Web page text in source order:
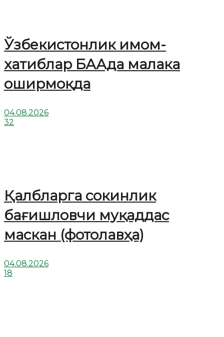
Ўзбекистонлик имом-
хатиблар БААда малака
оширмоқда
04.08.2026
32
Қалбларга сокинлик
бағишловчи муқаддас
маскан (фотолавҳа)
04.08.2026
18